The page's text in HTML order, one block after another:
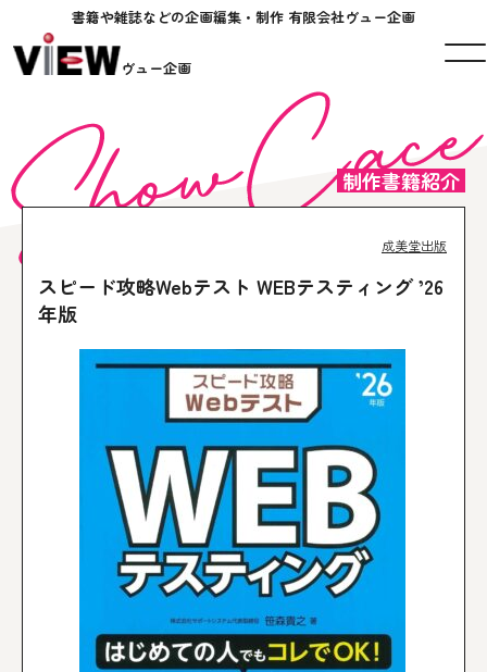
書籍や雑誌などの企画編集・制作 有限会社ヴュー企画
ヴュー企画
制作書籍紹介
成美堂出版
スピード攻略Webテスト WEBテスティング ’26
年版